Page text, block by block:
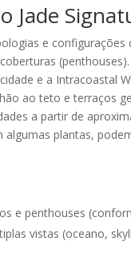
Jade
e
e a Intracoastal
ao teto e terraços
a partir de
plantas,
e penthouses
vistas (oceano,